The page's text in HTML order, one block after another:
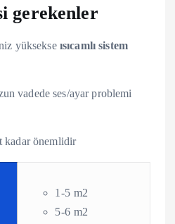
gerekenler
yüksekse ısıcamlı sistem
vadede ses/ayar problemi
kadar önemlidir
1-5 m2
5-6 m2